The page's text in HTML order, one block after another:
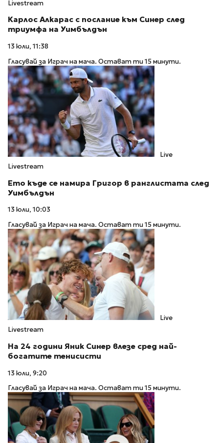
Livestream
Карлос Алкарас с послание към Синер след
триумфа на Уимбълдън
13 юли, 11:38
Гласувай за Играч на мача. Остават ти 15 минути.
Live
Livestream
Ето къде се намира Григор в ранглистата след
Уимбълдън
13 юли, 10:03
Гласувай за Играч на мача. Остават ти 15 минути.
Live
Livestream
На 24 години Яник Синер влезе сред най-
богатите тенисисти
13 юли, 9:20
Гласувай за Играч на мача. Остават ти 15 минути.